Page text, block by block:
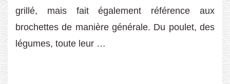
grillé, mais fait également référence aux
brochettes de manière générale. Du poulet, des
légumes, toute leur …